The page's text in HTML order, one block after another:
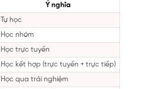
Ý nghĩa
Tự học
Học nhóm
Học trực tuyến
Học kết hợp (trực tuyến + trực tiếp)
Học qua trải nghiệm